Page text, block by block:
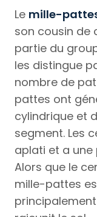
Le mille-
son cousin de
partie du
les distingue
nombre de
pattes ont
cylindrique et
segment. Les
aplati et a
Alors que le
mille-pattes